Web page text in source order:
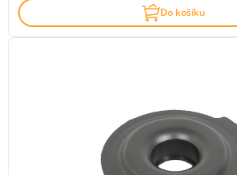
Do košíku